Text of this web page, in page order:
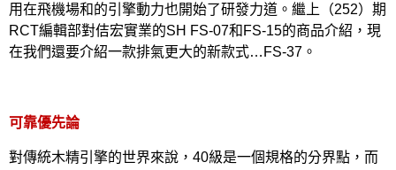
用在飛機場和的引擎動力也開始了研發力道。繼上（252）期
RCT編輯部對佶宏實業的SH FS-07和 FS-15的商品介紹，現
在我們還要介紹一款排氣更大的新款式…FS-37 。
可靠優先論
對傳統木精引擎的世界來說， 40級是一個規格的分界點，而